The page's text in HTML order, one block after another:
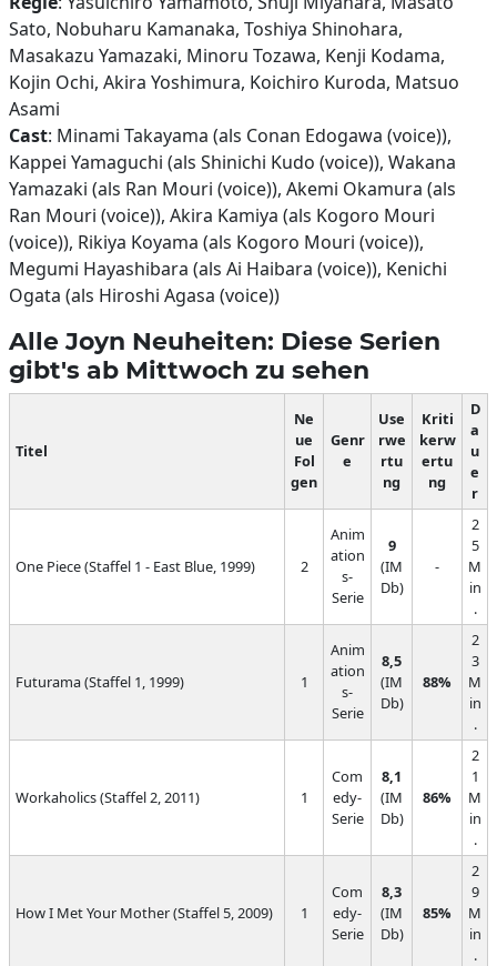
Sato, Nobuharu Kamanaka, Toshiya Shinohara,
Masakazu Yamazaki, Minoru Tozawa, Kenji Kodama,
Kojin Ochi, Akira Yoshimura, Koichiro Kuroda, Matsuo
Asami
Cast: Minami Takayama (als Conan Edogawa (voice)),
Kappei Yamaguchi (als Shinichi Kudo (voice)), Wakana
Yamazaki (als Ran Mouri (voice)), Akemi Okamura (als
Ran Mouri (voice)), Akira Kamiya (als Kogoro Mouri
(voice)), Rikiya Koyama (als Kogoro Mouri (voice)),
Megumi Hayashibara (als Ai Haibara (voice)), Kenichi
Ogata (als Hiroshi Agasa (voice))
Alle Joyn Neuheiten: Diese Serien
gibt's ab Mittwoch zu sehen
Titel
Ne
ue
Fol
gen
Genr
e
Use
rwe
rtu
ng
Kriti
kerw
ertu
ng
D
a
u
e
r
One Piece (Staffel 1 - East Blue, 1999) 2
Anim
ation
s-
Serie
9
(IM
Db)
-
2
5
M
in
.
Futurama (Staffel 1, 1999) 1
Anim
ation
s-
Serie
8,5
(IM
Db)
88%
2
3
M
in
.
Workaholics (Staffel 2, 2011) 1
Com
edy-
Serie
8,1
(IM
Db)
86%
2
1
M
in
.
How I Met Your Mother (Staffel 5, 2009) 1
Com
edy-
Serie
8,3
(IM
Db)
85%
2
9
M
in
.